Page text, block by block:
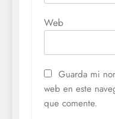
Web
Guarda mi
web en este
que comente.